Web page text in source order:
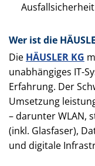
Wer ist die
Die HÄUSLER KG
unabhängiges IT-
Erfahrung. Der
Umsetzung
– darunter WLAN,
(inkl. Glasfaser),
und digitale